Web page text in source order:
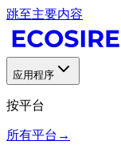
跳至主要内容
应用程序
按平台
所有平台 →